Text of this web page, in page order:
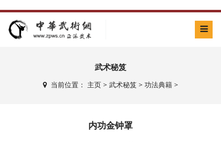
武术秘笈
当前位置： 主页> 武术秘笈> 功法典籍>
内功金钟罩